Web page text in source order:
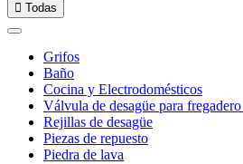
 Todas
Grifos
Baño
Cocina y Electrodomésticos
Válvula de desagüe para
Rejillas de desagüe
Piezas de repuesto
Piedra de lava